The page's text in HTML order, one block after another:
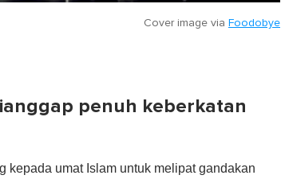
Cover image via Foodobye
penuh keberkatan
kepada umat Islam untuk melipat gandakan